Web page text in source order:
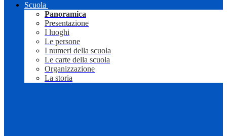
Scuola
Panoramica
Presentazione
I luoghi
Le persone
I numeri della scuola
Le carte della scuola
Organizzazione
La storia